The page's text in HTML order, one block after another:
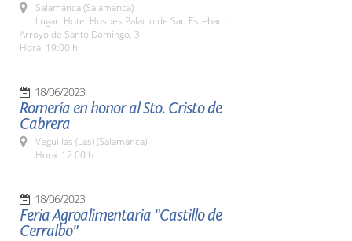
Salamanca (Salamanca)
Lugar: Hotel Hospes Palacio de San Esteban.
Arroyo de Santo Domingo, 3.
Hora: 19:00 h.
18/06/2023
Romería en honor al Sto. Cristo de
Cabrera
Veguillas (Las) (Salamanca)
Hora: 12:00 h.
18/06/2023
Feria Agroalimentaria "Castillo de
Cerralbo"